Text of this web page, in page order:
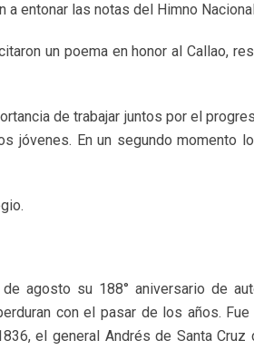
a entonar las notas del Himno
un poema en honor al Callao,
de trabajar juntos por el
jóvenes. En un segundo momento
agosto su 188° aniversario de
con el pasar de los años.
el general Andrés de Santa